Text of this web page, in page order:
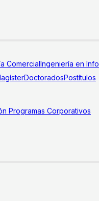
ComercialIngeniería en
DoctoradosPostítulos
Programas Corporativos